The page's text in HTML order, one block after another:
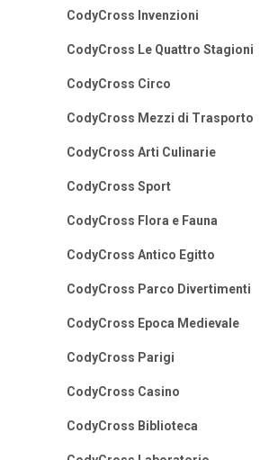
CodyCross Invenzioni
CodyCross Le Quattro Stagioni
CodyCross Circo
CodyCross Mezzi di Trasporto
CodyCross Arti Culinarie
CodyCross Sport
CodyCross Flora e Fauna
CodyCross Antico Egitto
CodyCross Parco Divertimenti
CodyCross Epoca Medievale
CodyCross Parigi
CodyCross Casino
CodyCross Biblioteca